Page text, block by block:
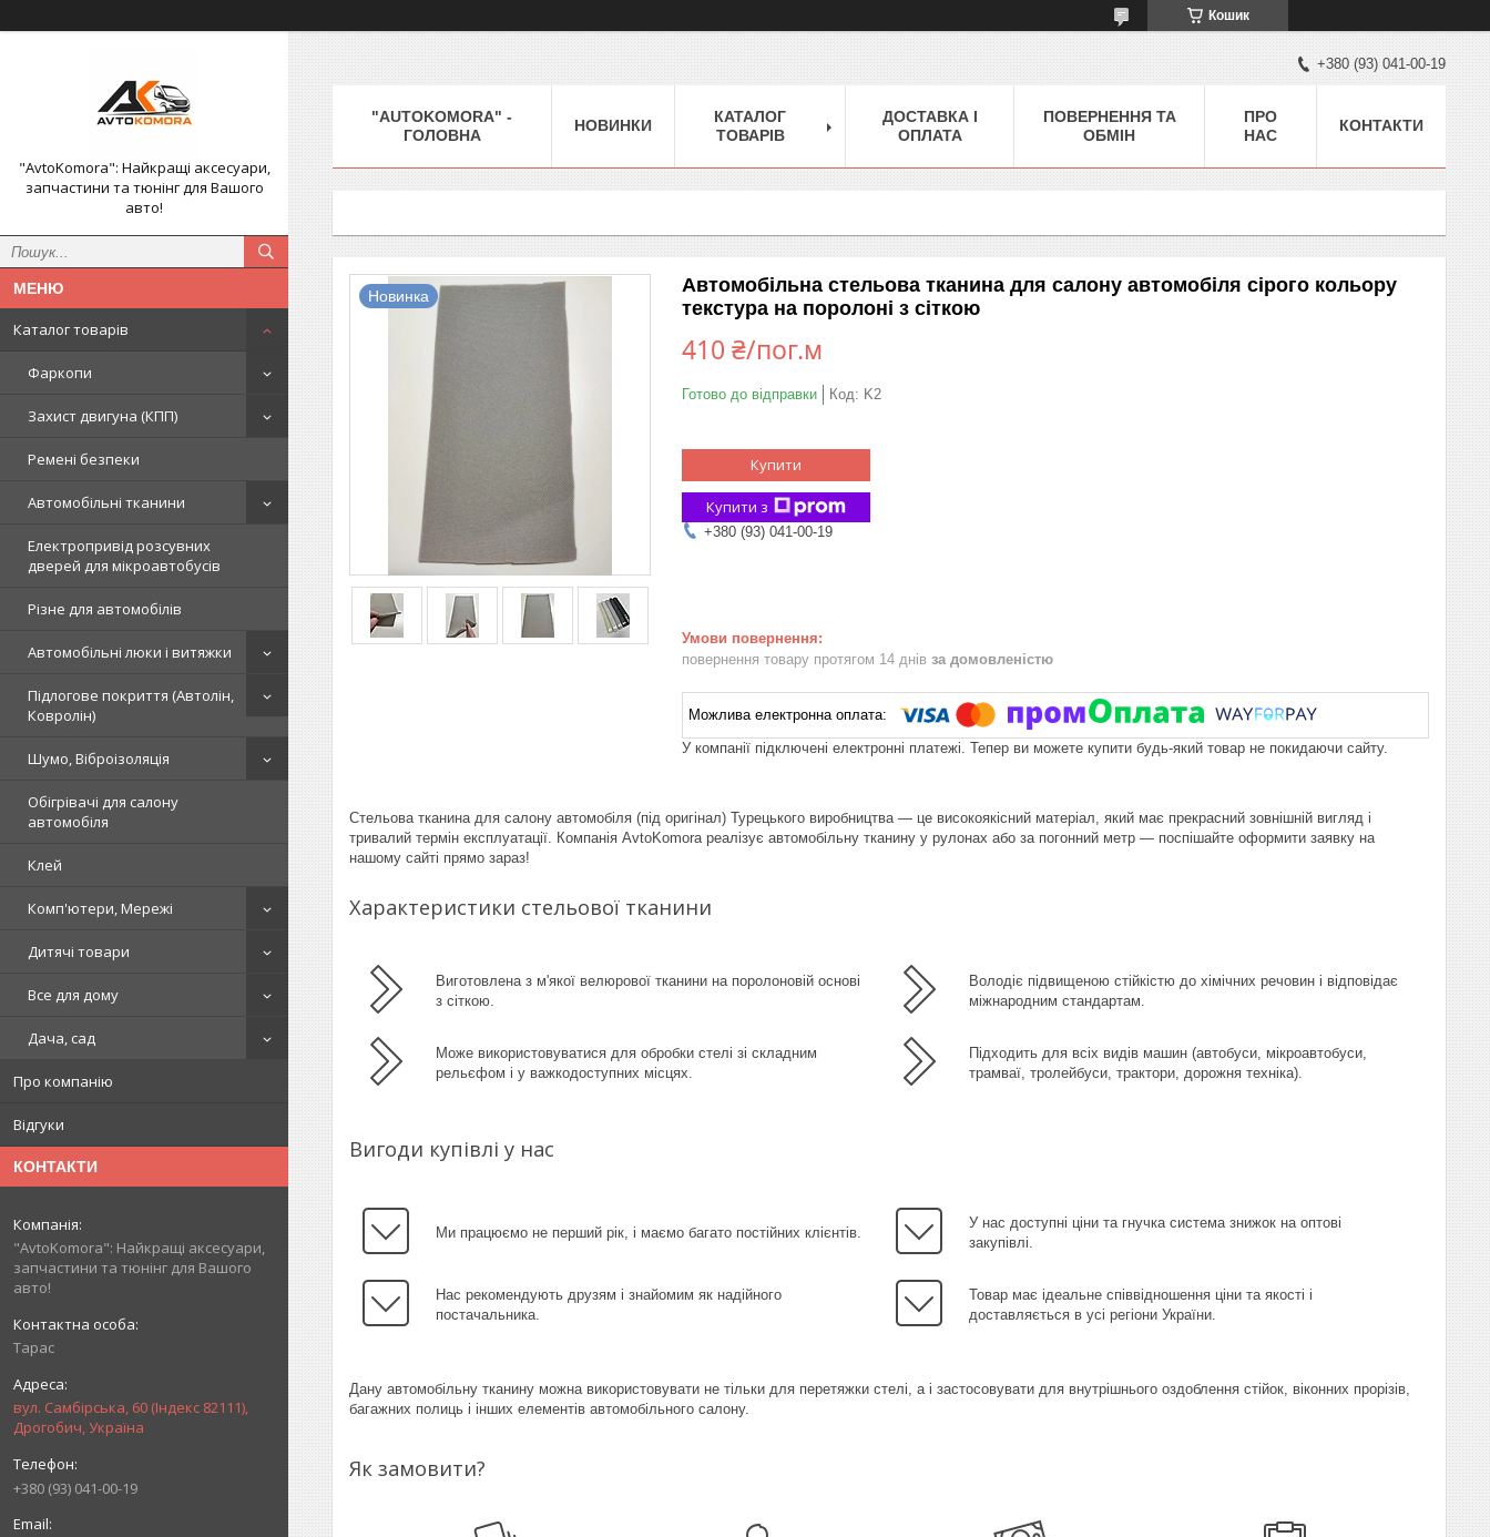
Кошик
"AvtoKomora": Найкращі аксесуари,
запчастини та тюнінг для Вашого
авто!
Каталог товарів
Фаркопи
Захист двигуна (КПП)
Ремені безпеки
Автомобільні тканини
Електропривід розсувних
дверей для мікроавтобусів
Різне для автомобілів
Автомобільні люки і витяжки
Підлогове покриття (Автолін,
Ковролін)
Шумо, Віброізоляція
Обігрівачі для салону
автомобіля
Клей
Комп'ютери, Мережі
Дитячі товари
Все для дому
Дача, сад
Про компанію
Відгуки
КОНТАКТИ
"AvtoKomora": Найкращі аксесуари,
запчастини та тюнінг для Вашого
авто!
Тарас
вул. Самбірська, 60 (Індекс 82111),
Дрогобич, Україна
+380 (93) 041-00-19
+380 (93) 041-00-19
"AUTOKOMORA" -
ГОЛОВНА
НОВИНКИ
КАТАЛОГ
ТОВАРІВ
ДОСТАВКА І
ОПЛАТА
ПОВЕРНЕННЯ ТА
ОБМІН
ПРО
НАС
КОНТАКТИ
Новинка
Автомобільна стельова тканина для салону автомобіля сірого кольору
текстура на поролоні з сіткою
410 ₴/пог.м
Готово до відправки Код: K2
Купити
Купити з
+380 (93) 041-00-19
повернення товару протягом 14 днів за домовленістю
У компанії підключені електронні платежі. Тепер ви можете купити будь-який товар не покидаючи сайту.
Стельова тканина для салону автомобіля (під оригінал) Турецького виробництва — це високоякісний матеріал, який має прекрасний зовнішній вигляд і
тривалий термін експлуатації. Компанія AvtoKomora реалізує автомобільну тканину у рулонах або за погонний метр — поспішайте оформити заявку на
нашому сайті прямо зараз!
Характеристики стельової тканини
Виготовлена з м'якої велюрової тканини на поролоновій основі
з сіткою.
Може використовуватися для обробки стелі зі складним
рельєфом і у важкодоступних місцях.
Володіє підвищеною стійкістю до хімічних речовин і відповідає
міжнародним стандартам.
Підходить для всіх видів машин (автобуси, мікроавтобуси,
трамваї, тролейбуси, трактори, дорожня техніка).
Вигоди купівлі у нас
Ми працюємо не перший рік, і маємо багато постійних клієнтів.
Нас рекомендують друзям і знайомим як надійного
постачальника.
У нас доступні ціни та гнучка система знижок на оптові
закупівлі.
Товар має ідеальне співвідношення ціни та якості і
доставляється в усі регіони України.
Дану автомобільну тканину можна використовувати не тільки для перетяжки стелі, а і застосовувати для внутрішнього оздоблення стійок, віконних прорізів,
багажних полиць і інших елементів автомобільного салону.
Як замовити?